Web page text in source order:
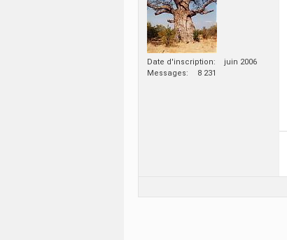
Date d'inscription
juin 2006
Messages
8 231